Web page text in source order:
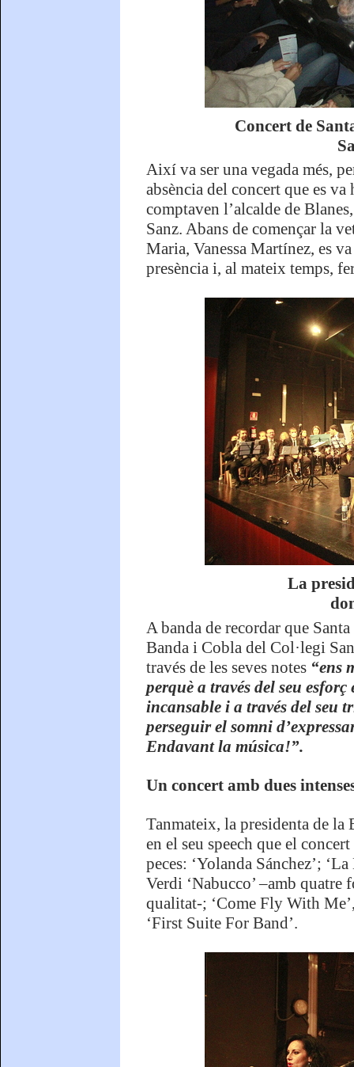
Concert de
Així va ser una vegada més,
absència del concert que es va
comptaven l’alcalde de
Sanz. Abans de començar la
Maria, Vanessa Martínez, es
presència i, al mateix temps,
La
A banda de recordar que
Banda i Cobla del Col·legi
través de les seves notes “ens
perquè a través del seu
incansable i a través del seu
perseguir el somni
Endavant la música!”.
Un concert amb dues
Tanmateix, la presidenta de
en el seu speech que el
peces: ‘Yolanda Sánchez’;
Verdi ‘Nabucco’ –amb
qualitat-; ‘Come Fly With
‘First Suite For Band’.